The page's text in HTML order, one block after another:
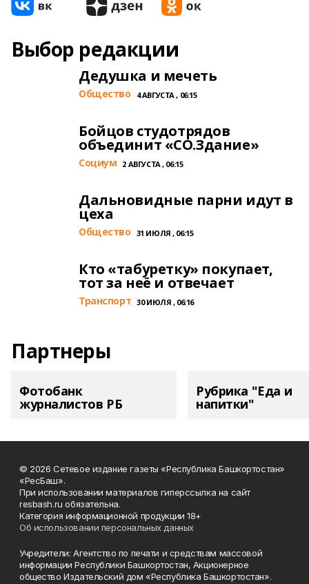
Выбор редакции
Дедушка и мечеть
Общество 4 АВГУСТА , 06:15
Бойцов студотрядов
объединит «СО.Здание»
Cоциум 2 АВГУСТА , 06:15
Дальновидные парни идут в
цеха
Общество 31 ИЮЛЯ , 06:15
Кто «табуретку» покупает,
тот за неё и отвечает
Транспорт 30 ИЮЛЯ , 06:16
Партнеры
Фотобанк
журналистов РБ
Рубрика "Еда и
напитки"
© 2026 Сетевое издание газеты «Республика Башкортостан»
«РесБаш».
При использовании материалов гиперссылка на сайт
resbash.ru обязательна.
Категория информационной продукции 18+
Об использовании персональных данных
Учредители: Агентство по печати и средствам массовой
информации Республики Башкортостан, Акционерное
общество Издательский дом «Республика Башкортостан».